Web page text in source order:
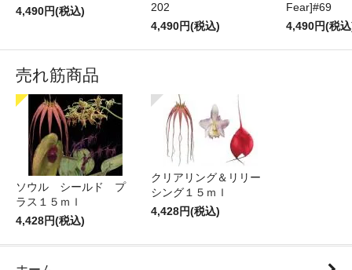
4,490円(税込)
202
4,490円(税込)
Fear]#69
4,490円(税
売れ筋商品
ソウル シールド プ
ラス１５ｍｌ
4,428円(税込)
クリアリング＆リリー
シング１５ｍｌ
4,428円(税込)